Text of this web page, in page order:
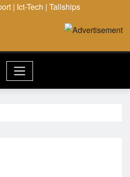
| Ict-Tech | Tallships